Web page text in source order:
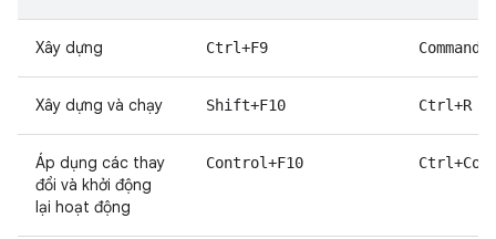
Xây dựng Ctrl+F9
Xây dựng và chạy Shift+F10 Ctrl+R
Áp dụng các thay
đổi và khởi động
lại hoạt động
Control+F10